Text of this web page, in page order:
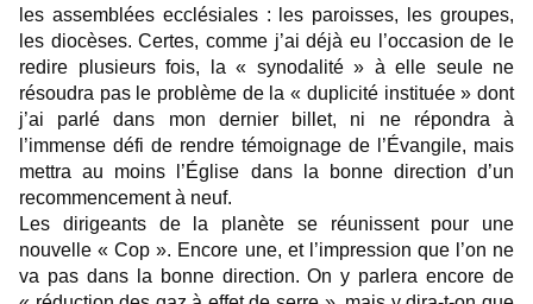
les assemblées ecclésiales : les paroisses, les groupes,
les diocèses. Certes, comme j’ai déjà eu l’occasion de le
redire plusieurs fois, la « synodalité » à elle seule ne
résoudra pas le problème de la « duplicité instituée » dont
j’ai parlé dans mon dernier billet, ni ne répondra à
l’immense défi de rendre témoignage de l’Évangile, mais
mettra au moins l’Église dans la bonne direction d’un
recommencement à neuf.
Les dirigeants de la planète se réunissent pour une
nouvelle « Cop ». Encore une, et l’impression que l’on ne
va pas dans la bonne direction. On y parlera encore de